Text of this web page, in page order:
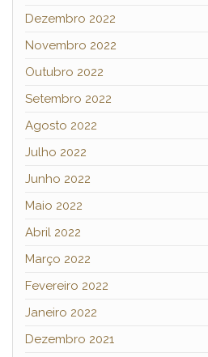
Dezembro 2022
Novembro 2022
Outubro 2022
Setembro 2022
Agosto 2022
Julho 2022
Junho 2022
Maio 2022
Abril 2022
Março 2022
Fevereiro 2022
Janeiro 2022
Dezembro 2021